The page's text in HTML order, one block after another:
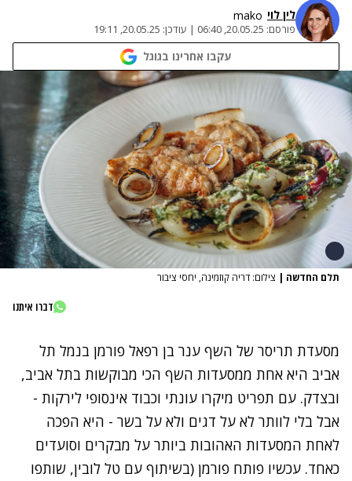
לין לוי mako
פורסם: 20.05.25, 06:40
| עודכן: 20.05.25, 19:11
עקבו אחרינו בגוגל
תלם החדשה | צילום: דריה קוזמינה, יחסי ציבור
דברו איתנו
מסעדת תריסר של השף ענר בן רפאל פורמן בנמל תל
אביב היא אחת ממסעדות השף הכי מבוקשות בתל אביב,
ובצדק. עם תפריט מיקרו עונתי וכבוד אינסופי לירקות -
אבל בלי לוותר לא על דגים ולא על בשר - היא הפכה
לאחת המסעדות האהובות ביותר על מבקרים וסועדים
כאחד. עכשיו פותח פורמן (בשיתוף עם טל לובין, שותפו